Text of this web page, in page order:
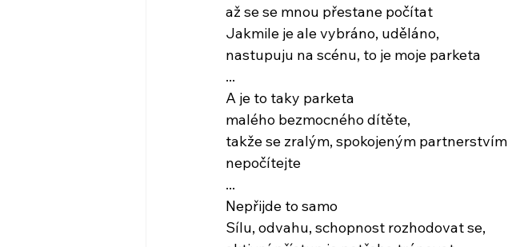
až se se mnou přestane počítat
Jakmile je ale vybráno, uděláno,
nastupuju na scénu, to je moje parketa
...
A je to taky parketa
malého bezmocného dítěte,
takže se zralým, spokojeným partnerstvím
nepočítejte
...
Nepřijde to samo
Sílu, odvahu, schopnost rozhodovat se,